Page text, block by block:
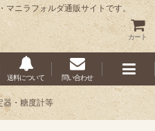
マニラフォルダ通販サイトです。
カート
送料について 問い合わせ
器・糖度計等